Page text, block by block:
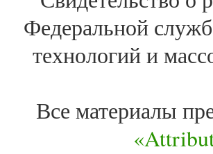
Федеральной
технологий и
Все материалы